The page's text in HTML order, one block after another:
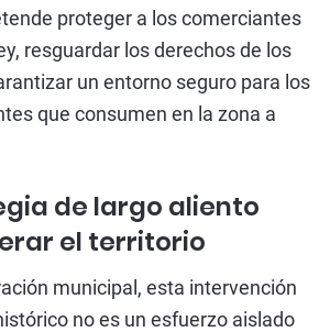
proteger a los comerciantes
resguardar los derechos de los
un entorno seguro para los
que consumen en la zona a
de largo aliento
el territorio
municipal, esta intervención
no es un esfuerzo aislado